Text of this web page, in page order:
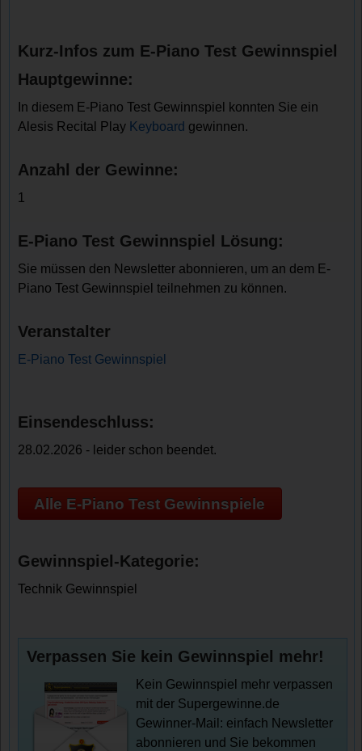
Kurz-Infos zum E-Piano Test Gewinnspiel
Hauptgewinne:
In diesem E-Piano Test Gewinnspiel konnten Sie ein
Alesis Recital Play Keyboard gewinnen.
Anzahl der Gewinne:
1
E-Piano Test Gewinnspiel Lösung:
Sie müssen den Newsletter abonnieren, um an dem E-
Piano Test Gewinnspiel teilnehmen zu können.
Veranstalter
E-Piano Test Gewinnspiel
Einsendeschluss:
28.02.2026 - leider schon beendet.
Alle E-Piano Test Gewinnspiele
Gewinnspiel-Kategorie:
Technik Gewinnspiel
Verpassen Sie kein Gewinnspiel mehr!
Kein Gewinnspiel mehr verpassen
mit der Supergewinne.de
Gewinner-Mail: einfach Newsletter
abonnieren und Sie bekommen